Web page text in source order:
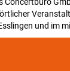
Concertbüro
und im